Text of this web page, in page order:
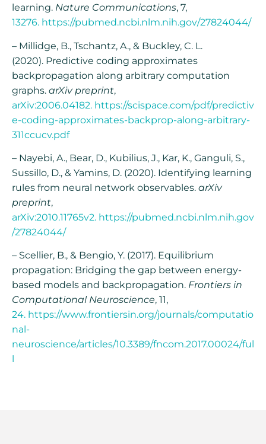
learning. Nature Communications, 7,
13276. https://pubmed.ncbi.nlm.nih.gov/27824044/
– Millidge, B., Tschantz, A., & Buckley, C. L.
(2020). Predictive coding approximates
backpropagation along arbitrary computation
graphs.arXiv preprint,
arXiv:2006.04182. https://scispace.com/pdf/predictiv
e-coding-approximates-backprop-along-arbitrary-
311ccucv.pdf
– Nayebi, A., Bear, D., Kubilius, J., Kar, K., Ganguli, S.,
Sussillo, D., & Yamins, D. (2020). Identifying learning
rules from neural network observables.arXiv
preprint,
arXiv:2010.11765v2. https://pubmed.ncbi.nlm.nih.gov
/27824044/
– Scellier, B., & Bengio, Y. (2017). Equilibrium
propagation: Bridging the gap between energy-
based models and backpropagation. Frontiers in
Computational Neuroscience, 11,
24. https://www.frontiersin.org/journals/computatio
nal-
neuroscience/articles/10.3389/fncom.2017.00024/ful
l